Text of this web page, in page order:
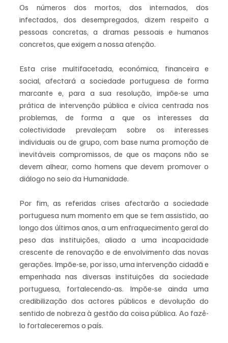
Os números dos mortos, dos internados, dos
infectados, dos desempregados, dizem respeito a
pessoas concretas, a dramas pessoais e humanos
concretos, que exigem a nossa atenção.
Esta crise multifacetada, económica, financeira e
social, afectará a sociedade portuguesa de forma
marcante e, para a sua resolução, impõe-se uma
prática de intervenção pública e cívica centrada nos
problemas, de forma a que os interesses da
colectividade prevaleçam sobre os interesses
individuais ou de grupo, com base numa promoção de
inevitáveis compromissos, de que os maçons não se
devem alhear, como homens que devem promover o
diálogo no seio da Humanidade.
Por fim, as referidas crises afectarão a sociedade
portuguesa num momento em que se tem assistido, ao
longo dos últimos anos, a um enfraquecimento geral do
peso das instituições, aliado a uma incapacidade
crescente de renovação e de envolvimento das novas
gerações. Impõe-se, por isso, uma intervenção cidadã e
empenhada nas diversas instituições da sociedade
portuguesa, fortalecendo-as. Impõe-se ainda uma
credibilização dos actores públicos e devolução do
sentido de nobreza à gestão da coisa pública. Ao fazê-
lo fortaleceremos o país.